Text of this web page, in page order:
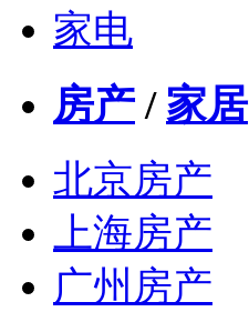
家电
房产 / 家居
北京房产
上海房产
广州房产